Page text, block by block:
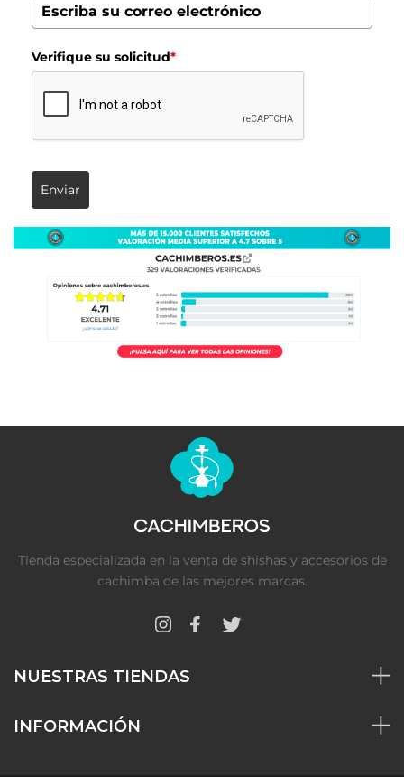
Verifique su solicitud*
Enviar
Tienda especializada en la venta de shishas y accesorios de
cachimba de las mejores marcas.
NUESTRAS TIENDAS
INFORMACIÓN